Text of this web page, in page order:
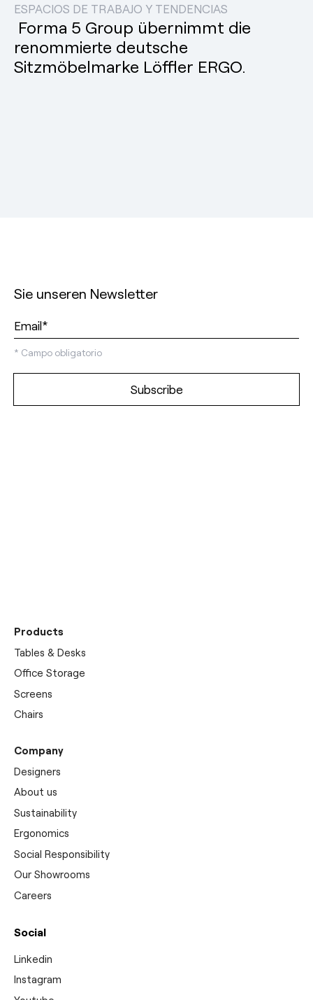
ESPACIOS DE TRABAJO Y TENDENCIAS
Forma 5 Group übernimmt die
renommierte deutsche
Sitzmöbelmarke Löffler ERGO.
Sie unseren Newsletter
* Campo obligatorio
Products
Tables & Desks
Office Storage
Screens
Chairs
Company
Designers
About us
Sustainability
Ergonomics
Social Responsibility
Our Showrooms
Careers
Social
Linkedin
Instagram